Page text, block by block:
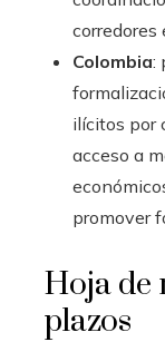
corredores
Colombia:
ilícitos por
acceso a
promover
Hoja de
plazos